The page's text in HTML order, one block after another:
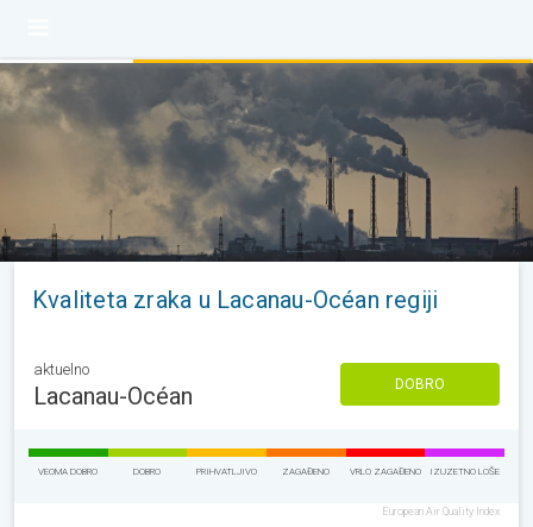
Kvaliteta zraka u Lacanau-Océan regiji
aktuelno
Lacanau-Océan DOBRO
VEOMA DOBRO DOBRO PRIHVATLJIVO ZAGAĐENO VRLO ZAGAĐENO IZUZETNO LOŠE
European Air Quality Index